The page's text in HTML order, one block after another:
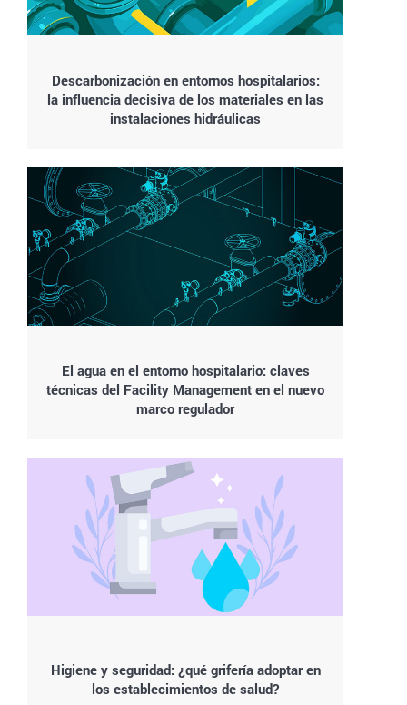
Descarbonización en entornos hospitalarios:
la influencia decisiva de los materiales en las
instalaciones hidráulicas
El agua en el entorno hospitalario: claves
técnicas del Facility Management en el nuevo
marco regulador
Higiene y seguridad: ¿qué grifería adoptar en
los establecimientos de salud?